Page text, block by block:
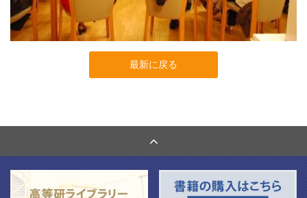
最新に戻る